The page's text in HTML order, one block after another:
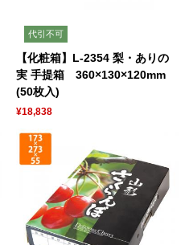
代引不可
【化粧箱】L-2354 梨・ありの
実 手提箱 360×130×120mm
(50枚入)
¥18,838